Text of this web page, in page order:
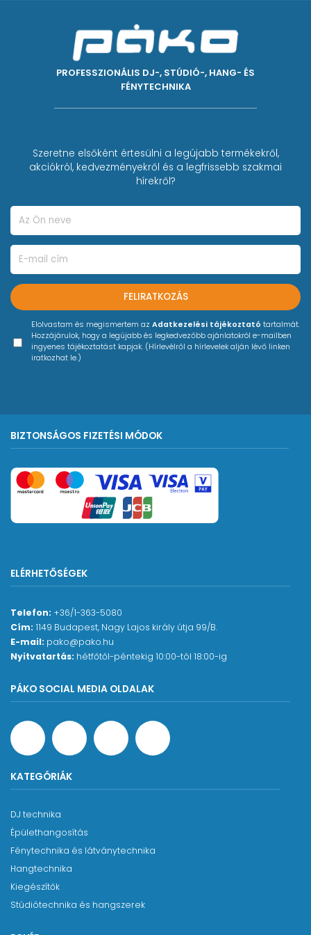
- Tartozék: 3db A50DM tartó (felfogató), 3 db A25D
mikrofonkengyel, műanyag hordtáska, 7 db 4,6 m
XLR-XLR kábel
PROFESSZIONÁLIS DJ-, STÚDIÓ-, HANG- ÉS
FÉNYTECHNIKA
Szeretne elsőként értesülni a legújabb termékekről,
akciókról, kedvezményekről és a legfrissebb szakmai
hírekről?
FELIRATKOZÁS
Elolvastam és megismertem az Adatkezelési tájékoztató tartalmát.
Hozzájárulok, hogy a legújabb és legkedvezőbb ajánlatokról e-mailben
ingyenes tájékoztatást kapjak. (Hírlevélről a hírlevelek alján lévő linken
iratkozhat le.)
BIZTONSÁGOS FIZETÉSI MÓDOK
ELÉRHETŐSÉGEK
Telefon: +36/1-363-5080
Cím: 1149 Budapest, Nagy Lajos király útja 99/B.
E-mail: pako@pako.hu
Nyitvatartás: hétfőtől-péntekig 10:00-tól 18:00-ig
PÁKO SOCIAL MEDIA OLDALAK
KATEGÓRIÁK
DJ technika
Épülethangosítás
Fénytechnika és látványtechnika
Hangtechnika
Kiegészítők
Stúdiótechnika és hangszerek